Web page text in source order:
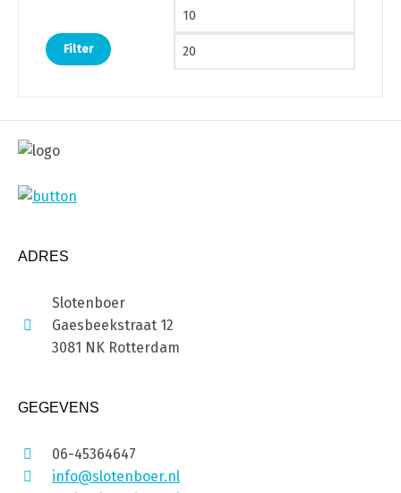
Min. prijs
Filter
ADRES
Slotenboer
Gaesbeekstraat 12
3081 NK Rotterdam
GEGEVENS
06-45364647
info@slotenboer.nl